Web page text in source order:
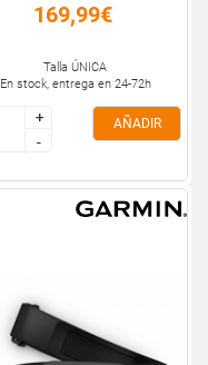
169,99€
Talla ÚNICA
En stock, entrega en 24-72h
+
-
+
-
AÑADIR